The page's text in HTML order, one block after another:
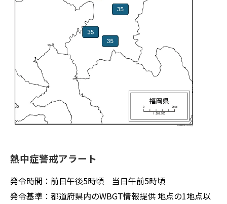
熱中症警戒アラート
発令時間：前日午後5時頃 当日午前5時頃
発令基準：都道府県内のWBGT情報提供 地点の1地点以